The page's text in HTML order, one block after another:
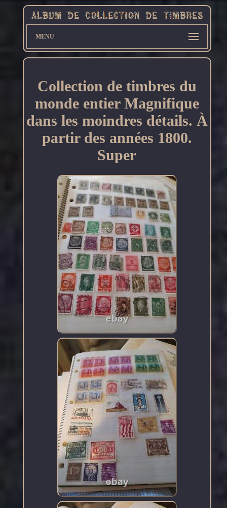
MENU
Collection de timbres du
monde entier Magnifique
dans les moindres détails. À
partir des années 1800.
Super